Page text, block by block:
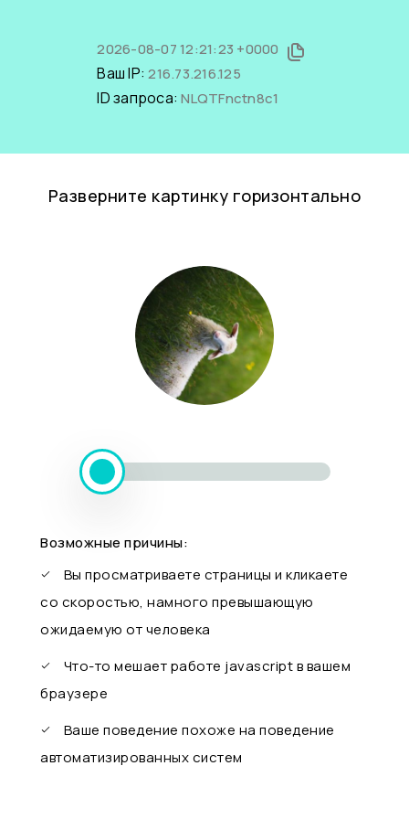
2026-08-07 12:21:23 +0000
Ваш IP:216.73.216.125
ID запроса:NLQTFnctn8c1
Разверните картинку горизонтально
Возможные причины:
Вы просматриваете страницы и кликаете
со скоростью, намного превышающую
ожидаемую от человека
Что-то мешает работе javascript в вашем
браузере
Ваше поведение похоже на поведение
автоматизированных систем